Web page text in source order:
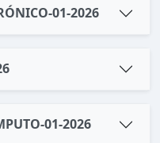
01-2026
01-2026